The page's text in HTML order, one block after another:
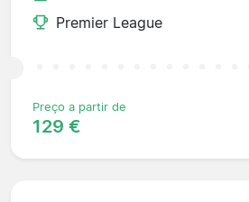
Premier League
Preço a partir de
129 €